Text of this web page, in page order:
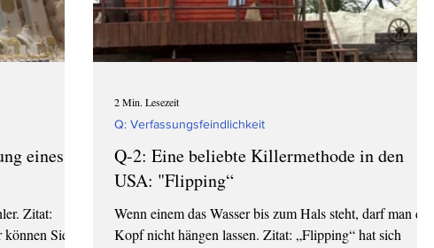
R: Zersetzende Konflikte S: Angst
eines
Zitat:
Sie
Q-2: Eine beliebte Killermethode in den
USA: "Flipping“
Wenn einem das Wasser bis zum Hals steht, darf man den
Kopf nicht hängen lassen. Zitat: „Flipping“ hat sich
Q: Verfassungsfeindlichkeit
2 Min. Lesezeit